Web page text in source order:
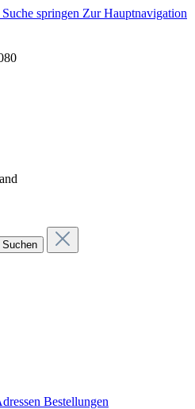
springen Zur Hauptnavigation
Suchen
Bestellungen